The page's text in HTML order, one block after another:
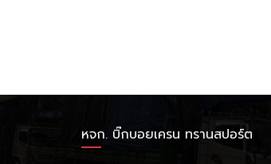
หจก. บิ๊กบอยเครน ทรานสปอร์ต